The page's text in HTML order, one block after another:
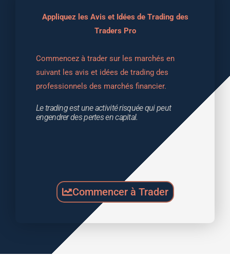
Appliquez les Avis et Idées de Trading des
Traders Pro
Commencez à trader sur les marchés en
suivant les avis et idées de trading des
professionnels des marchés financier.
Le trading est une activité risquée qui peut
engendrer des pertes en capital.
Commencer à Trader